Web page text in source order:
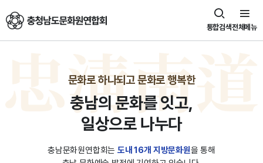
충청남도문화원연합회
통합검색전체메뉴
문화로 하나되고 문화로 행복한
충남의 문화를 잇고,
일상으로 나누다
충남문화원연합회는도내 16개 지방문화원을 통해